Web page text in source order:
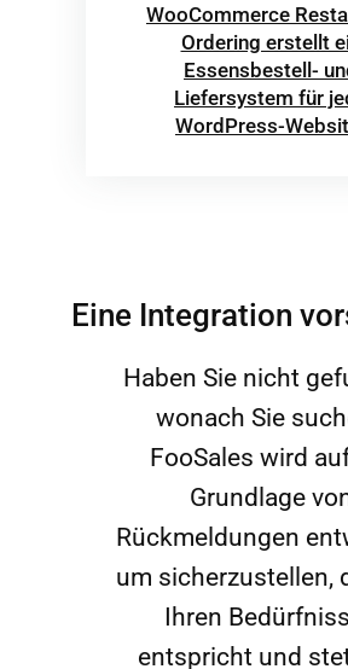
WooCommerce
Ordering erstellt
Essensbestell-
Liefersystem für
WordPress-
Eine Integration
Haben Sie nicht
wonach Sie
FooSales wird
Grundlage
Rückmeldungen
um sicherzustellen,
Ihren
entspricht und